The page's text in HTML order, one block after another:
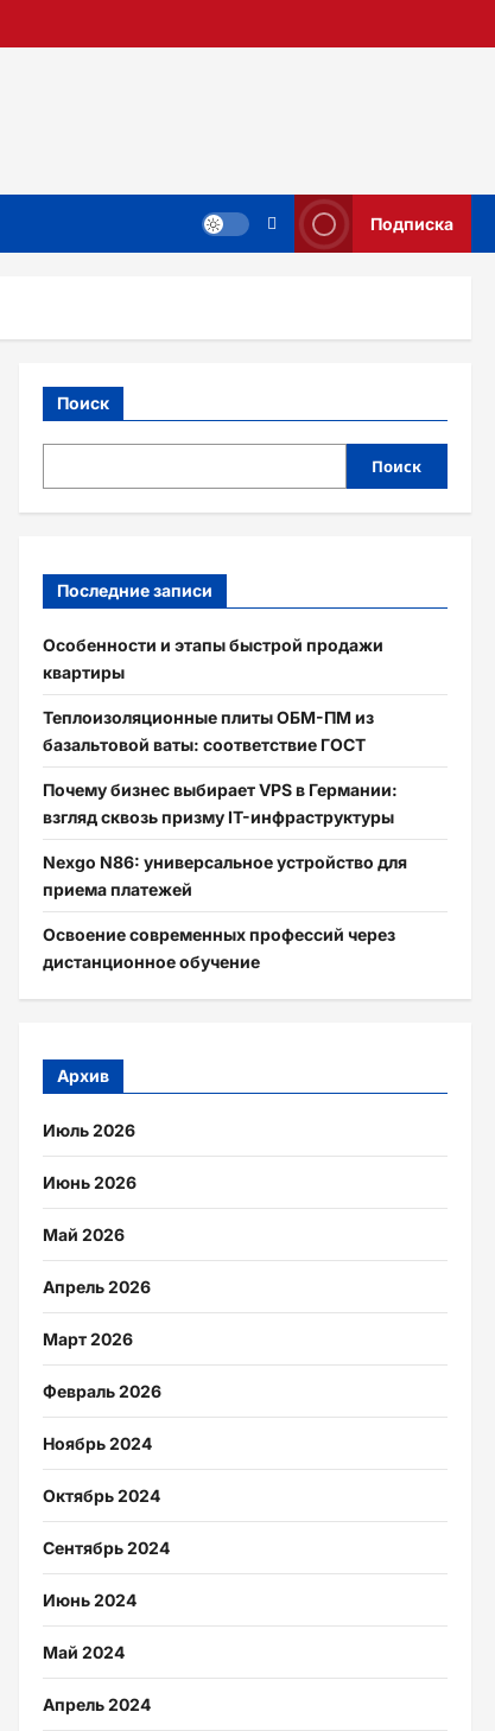
Подписка
Поиск
Поиск
Последние записи
Особенности и этапы быстрой продажи
квартиры
Теплоизоляционные плиты ОБМ-ПМ из
базальтовой ваты: соответствие ГОСТ
Почему бизнес выбирает VPS в Германии:
взгляд сквозь призму IT-инфраструктуры
Nexgo N86: универсальное устройство для
приема платежей
Освоение современных профессий через
дистанционное обучение
Архив
Июль 2026
Июнь 2026
Май 2026
Апрель 2026
Март 2026
Февраль 2026
Ноябрь 2024
Октябрь 2024
Сентябрь 2024
Июнь 2024
Май 2024
Апрель 2024